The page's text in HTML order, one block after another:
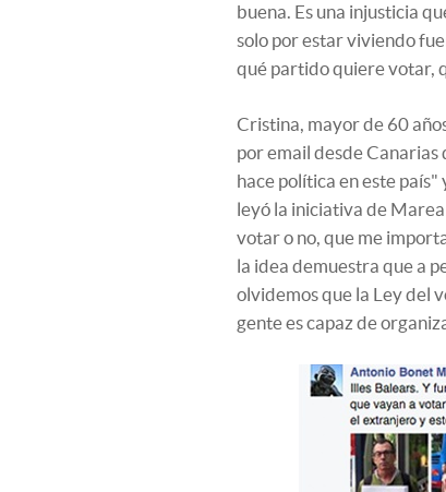
buena. Es una injusticia
solo por estar viviendo
qué partido quiere votar,
Cristina, mayor de 60
por email desde Canarias
hace política en este
leyó la iniciativa de
votar o no, que me
la idea demuestra que a
olvidemos que la Ley del
gente es capaz de